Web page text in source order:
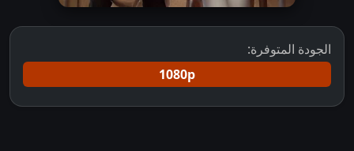
الجودة المتوفرة:
1080p